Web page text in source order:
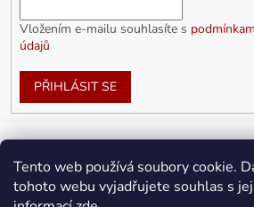
Tento web používá soubory cookie.
tohoto webu vyjadřujete souhlas s
Vložením e-mailu souhlasíte s
údajů
PŘIHLÁSIT SE
Vytvořil